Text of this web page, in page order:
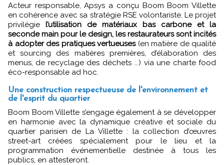
Acteur responsable, Apsys a conçu Boom Boom Villette
en cohérence avec sa stratégie RSE volontariste. Le projet
privilégie l’utilisation de matériaux bas carbone et la
seconde main pour le design, les restaurateurs sont incités
à adopter des pratiques vertueuses(en matière de qualité
et sourcing des matières premières, d’élaboration des
menus, de recyclage des déchets ...) via une charte food
éco-responsable ad hoc.
Une construction respectueuse de l'environnement et
de l'esprit du quartier
Boom Boom Villette s’engage également à se développer
en harmonie avec la dynamique créative et sociale du
quartier parisien de La Villette : la collection d’œuvres
street-art créées spécialement pour le lieu et la
programmation événementielle destinée à tous les
publics, en attesteront.